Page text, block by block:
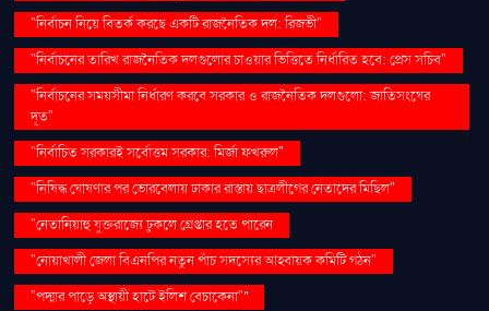
"নির্বাচন নিয়ে বিতর্ক করছে একটি রাজনৈতিক দল: রিজভী"
"নির্বাচনের তারিখ রাজনৈতিক দলগুলোর চাওয়ার ভিত্তিতে নির্ধারিত হবে: প্রেস সচিব"
"নির্বাচনের সময়সীমা নির্ধারণ করবে সরকার ও রাজনৈতিক দলগুলো: জাতিসংঘের
দূত"
"নির্বাচিত সরকারই সর্বোত্তম সরকার: মির্জা ফখরুল"
"নিষিদ্ধ ঘোষণার পর ভোরবেলায় ঢাকার রাস্তায় ছাত্রলীগের নেতাদের মিছিল"
"নেতানিয়াহু যুক্তরাজ্যে ঢুকলে গ্রেপ্তার হতে পারেন
"নোয়াখালী জেলা বিএনপির নতুন পাঁচ সদস্যের আহ্বায়ক কমিটি গঠন"
"পদ্মার পাড়ে অস্থায়ী হাটে ইলিশ বেচাকেনা"''